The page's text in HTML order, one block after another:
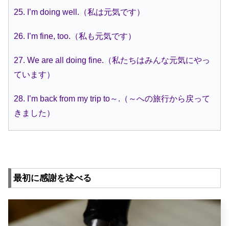
25. I’m doing well.（私は元気です）
26. I’m fine, too.（私も元気です）
27. We are all doing fine.（私たちはみんな元気にやっ
ています）
28. I’m back from my trip to～.（～への旅行から戻って
きました）
最初に感謝を述べる